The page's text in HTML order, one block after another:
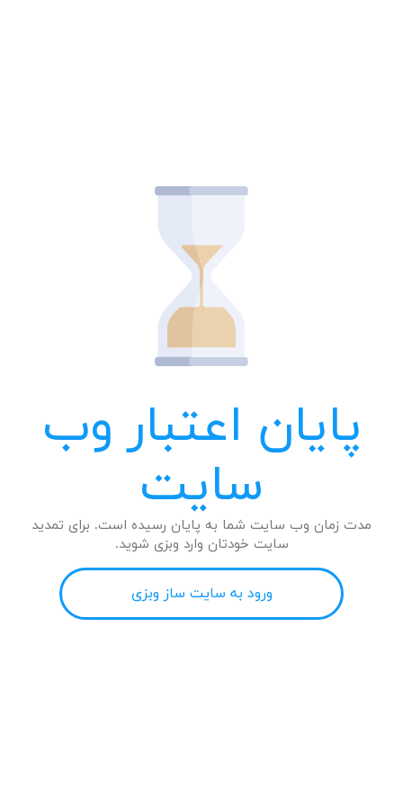
پایان اعتبار وب
سایت
مدت زمان وب سایت شما به پایان رسیده است. برای تمدید
سایت خودتان وارد وبزی شوید.
ورود به سایت ساز وبزی